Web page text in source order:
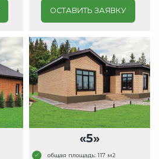
ОСТАВИТЬ ЗАЯВКУ
«5»
общая площадь: 117 м2